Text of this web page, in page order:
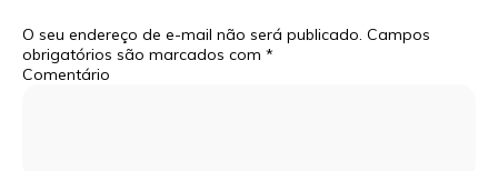
O seu endereço de e-mail não será publicado. Campos
obrigatórios são marcados com *
Comentário